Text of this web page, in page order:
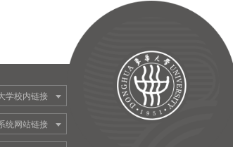
学校内链接
统网站链接